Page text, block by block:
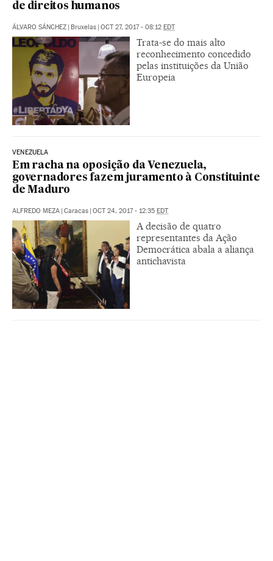
de direitos humanos
ÁLVARO SÁNCHEZ | Bruxelas | OCT 27, 2017 - 08:12 EDT
Trata-se do mais alto
reconhecimento concedido
pelas instituições da União
Europeia
VENEZUELA
Em racha na oposição da Venezuela,
governadores fazem juramento à Constituinte
de Maduro
ALFREDO MEZA | Caracas | OCT 24, 2017 - 12:35 EDT
A decisão de quatro
representantes da Ação
Democrática abala a aliança
antichavista